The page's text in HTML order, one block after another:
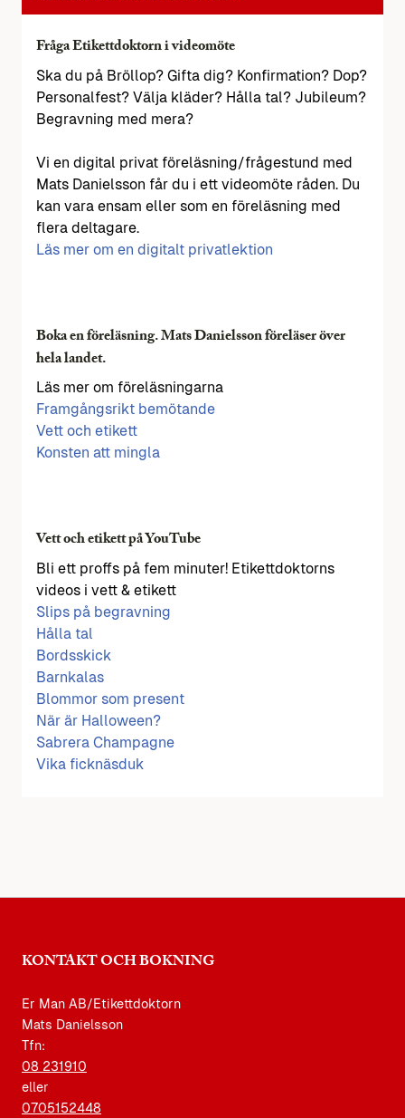
Fråga Etikettdoktorn i videomöte
Ska du på Bröllop? Gifta dig? Konfirmation? Dop?
Personalfest? Välja kläder? Hålla tal? Jubileum?
Begravning med mera?
Vi en digital privat föreläsning/frågestund med
Mats Danielsson får du i ett videomöte råden. Du
kan vara ensam eller som en föreläsning med
flera deltagare.
Läs mer om en digitalt privatlektion
Boka en föreläsning. Mats Danielsson föreläser över
hela landet.
Läs mer om föreläsningarna
Framgångsrikt bemötande
Vett och etikett
Konsten att mingla
Vett och etikett på YouTube
Bli ett proffs på fem minuter! Etikettdoktorns
videos i vett & etikett
Slips på begravning
Hålla tal
Bordsskick
Barnkalas
Blommor som present
När är Halloween?
Sabrera Champagne
Vika ficknäsduk
KONTAKT OCH BOKNING
Er Man AB/Etikettdoktorn
Mats Danielsson
Tfn:
08 231910
eller
0705152448